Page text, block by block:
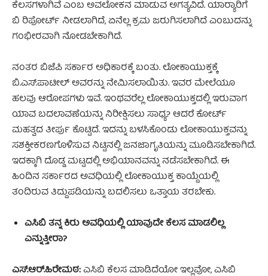
ಕೆಲಸಗಳಾಗಿವೆ ಎಂಬ ಅವಲೋಕನ ಮಾಡುವ ಅಗತ್ಯವಿದೆ. ಯಾರ್‍ಯಾರಿಗೆ
ಬಿ ರಿಪೋರ್ಟ್ ನೀಡಲಾಗಿದೆ, ಏನೆಲ್ಲ ಕ್ರಮ ಜರುಗಿಸಲಾಗಿದೆ ಎಂಬುದನ್ನು
ಗಂಭೀರವಾಗಿ ನೋಡಬೇಕಾಗಿದೆ.
ನಂತರ ಬಿಜೆಪಿ ಸರ್ಕಾರ ಅಧಿಕಾರಕ್ಕೆ ಬಂತು. ಲೋಕಾಯುಕ್ತಕ್ಕೆ
ಬಿ.ಎಸ್.ಪಾಟೀಲ್ ಅವರನ್ನು ನೇಮಿಸಲಾಯಿತು. ಇವರ ಮೇಲೆಯೂ
ಹಲವು ಆರೋಪಗಳು ಇವೆ. ಇಂಥವರೆಲ್ಲ ಲೋಕಾಯುಕ್ತದಲ್ಲಿ ಇರುವಾಗ
ಯಾವ ಬದಲಾವಣೆಯನ್ನು ನಿರೀಕ್ಷಿಸಲು ಸಾಧ್ಯ? ಆದರೆ ಕೋರ್ಟ್
ಮಹತ್ವದ ತೀರ್ಪು ಕೊಟ್ಟಿದೆ. ಇದನ್ನು ಬಳಸಿಕೊಂಡು ಲೋಕಾಯುಕ್ತವನ್ನು
ಸಶಕ್ತೀಕರಣಗೊಳಿಸುವ ನಿಟ್ಟಿನಲ್ಲಿ ಜನಜಾಗೃತಿಯನ್ನು ಮೂಡಿಸಬೇಕಾಗಿದೆ.
ಇದಕ್ಕಾಗಿ ದೊಡ್ಡ ಮಟ್ಟದಲ್ಲಿ ಅಭಿಯಾನವನ್ನು ನಡೆಸಬೇಕಾಗಿದೆ. ಈ
ಹಿಂದಿನ ಸರ್ಕಾರದ ಅವಧಿಯಲ್ಲಿ ಲೋಕಾಯುಕ್ತ ಕಾಯ್ದೆಯಲ್ಲಿ
ತಂದಿರುವ ತಿದ್ದುಪಡಿಯನ್ನು ಬದಲಿಸಲು ಒತ್ತಾಯ ತರಬೇಕು.
ಎಸಿಬಿ ತನ್ನ ಕಿರು ಅವಧಿಯಲ್ಲಿ ಯಾವುದೇ ಕೆಲಸ ಮಾಡಲಿಲ್ಲ
ಎನ್ನುತ್ತೀರಾ?
ಎಸ್‌.ಆರ್‌.ಹಿರೇಮಠ:ಎಸಿಬಿ ಕೆಲಸ ಮಾಡಿದೆಯೋ ಇಲ್ಲವೋ, ಎಸಿಬಿ